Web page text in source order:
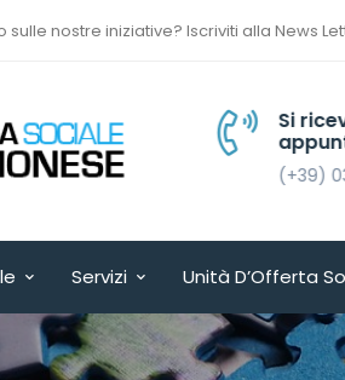
nostre iniziative? Iscriviti alla News
del Si
(+39)
Servizi Unità D’Offerta